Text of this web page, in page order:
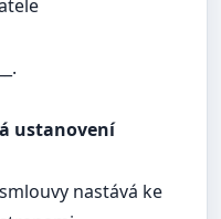
ustanovení
nastává ke